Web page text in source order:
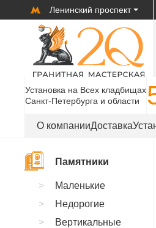
Ленинский проспект
Установка на Всех кладбищах
Санкт-Петербурга и области
О компанииДоставка
Памятники
Маленькие
Недорогие
Вертикальные